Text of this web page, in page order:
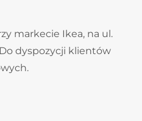
markecie Ikea, na ul.
dyspozycji klientów